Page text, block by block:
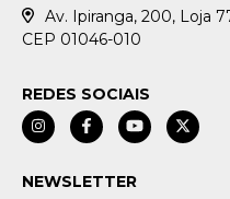
Av. Ipiranga, 200, Loja
CEP 01046-010
REDES SOCIAIS
NEWSLETTER